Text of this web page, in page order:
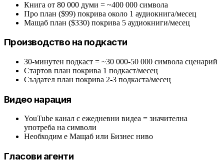
Книга от 80 000 думи = ~400 000 символа
Про план ($99) покрива около 1 аудиокнига/месец
Мащаб план ($330) покрива 5 аудиокниги/месец
Производство на подкасти
30-минутен подкаст = ~30 000-50 000 символа сценарий
Стартов план покрива 1 подкаст/месец
Създател план покрива 2-3 подкаста/месец
Видео нарация
YouTube канал с ежедневни видеа = значителна
употреба на символи
Необходим е Мащаб или Бизнес ниво
Гласови агенти